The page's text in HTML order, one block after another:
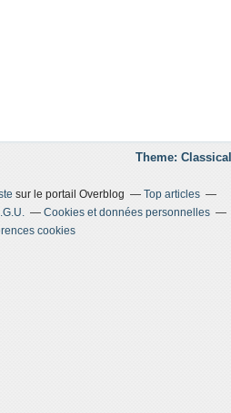
Theme:
sur le portail Overblog
Top articles
Cookies et données personnelles
cookies